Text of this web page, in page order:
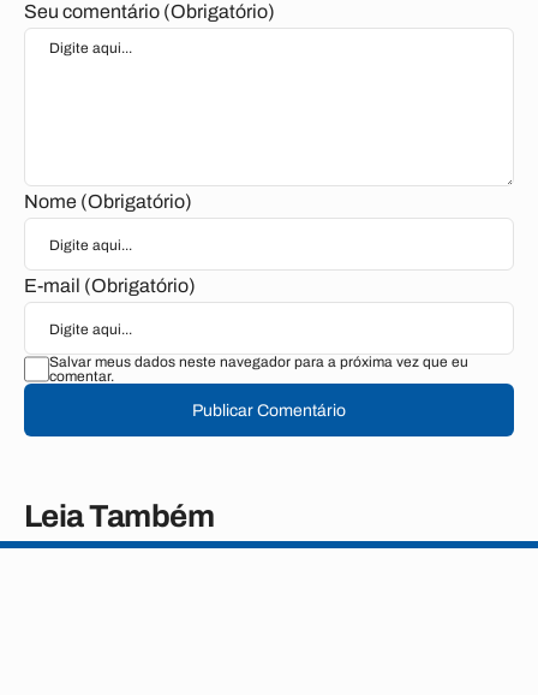
Seu comentário (Obrigatório)
Nome (Obrigatório)
E-mail (Obrigatório)
Salvar meus dados neste navegador para a próxima vez que eu
comentar.
Publicar Comentário
Leia Também